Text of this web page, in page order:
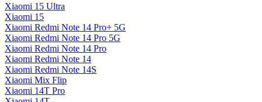
Xiaomi 15 Ultra
Xiaomi 15
Xiaomi Redmi Note 14 Pro+ 5G
Xiaomi Redmi Note 14 Pro 5G
Xiaomi Redmi Note 14 Pro
Xiaomi Redmi Note 14
Xiaomi Redmi Note 14S
Xiaomi Mix Flip
Xiaomi 14T Pro